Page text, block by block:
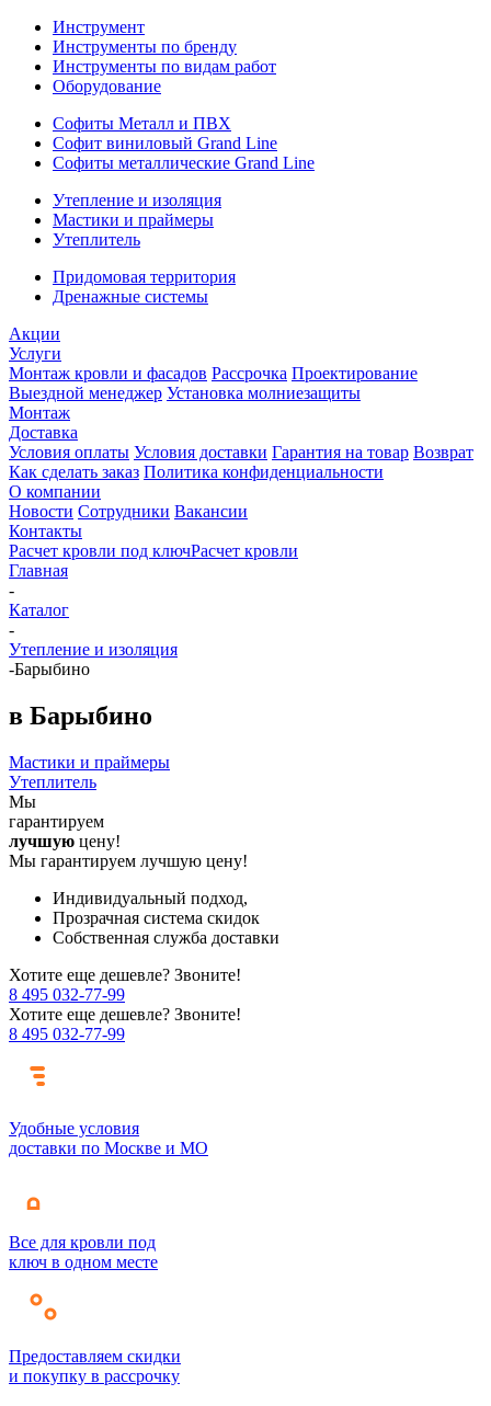
Инструмент
Инструменты по бренду
Инструменты по видам работ
Оборудование
Софиты Металл и ПВХ
Софит виниловый Grand Line
Софиты металлические Grand Line
Утепление и изоляция
Мастики и праймеры
Утеплитель
Придомовая территория
Дренажные системы
Акции
Услуги
Монтаж кровли и фасадов Рассрочка Проектирование
Выездной менеджер Установка молниезащиты
Монтаж
Доставка
Условия оплаты Условия доставки Гарантия на товар Возврат
Как сделать заказ Политика конфиденциальности
О компании
Новости Сотрудники Вакансии
Контакты
Расчет кровли под ключРасчет кровли
Главная
-
Каталог
-
Утепление и изоляция
-Барыбино
в Барыбино
Мастики и праймеры
Утеплитель
Мы
гарантируем
лучшую цену!
Мы гарантируем лучшую цену!
Индивидуальный подход,
Прозрачная система скидок
Собственная служба доставки
Хотите еще дешевле? Звоните!
8 495 032-77-99
Хотите еще дешевле? Звоните!
8 495 032-77-99
Удобные условия
доставки по Москве и МО
Все для кровли под
ключ в одном месте
Предоставляем скидки
и покупку в рассрочку